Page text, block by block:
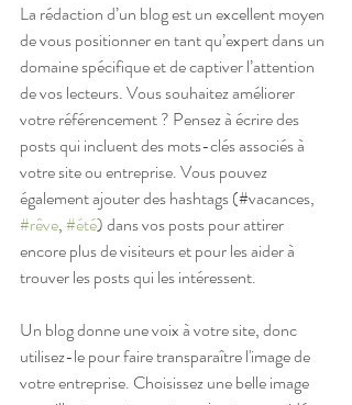
La rédaction d’un blog est un excellent moyen
de vous positionner en tant qu’expert dans un
domaine spécifique et de captiver l’attention
de vos lecteurs. Vous souhaitez améliorer
votre référencement ? Pensez à écrire des
posts qui incluent des mots-clés associés à
votre site ou entreprise. Vous pouvez
également ajouter des hashtags (#vacances,
#rêve, #été) dans vos posts pour attirer
encore plus de visiteurs et pour les aider à
trouver les posts qui les intéressent.
Un blog donne une voix à votre site, donc
utilisez-le pour faire transparaître l'image de
votre entreprise. Choisissez une belle image